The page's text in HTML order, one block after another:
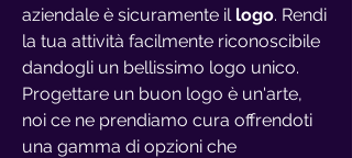
aziendale è sicuramente il logo. Rendi
la tua attività facilmente riconoscibile
dandogli un bellissimo logo unico.
Progettare un buon logo è un'arte,
noi ce ne prendiamo cura offrendoti
una gamma di opzioni che